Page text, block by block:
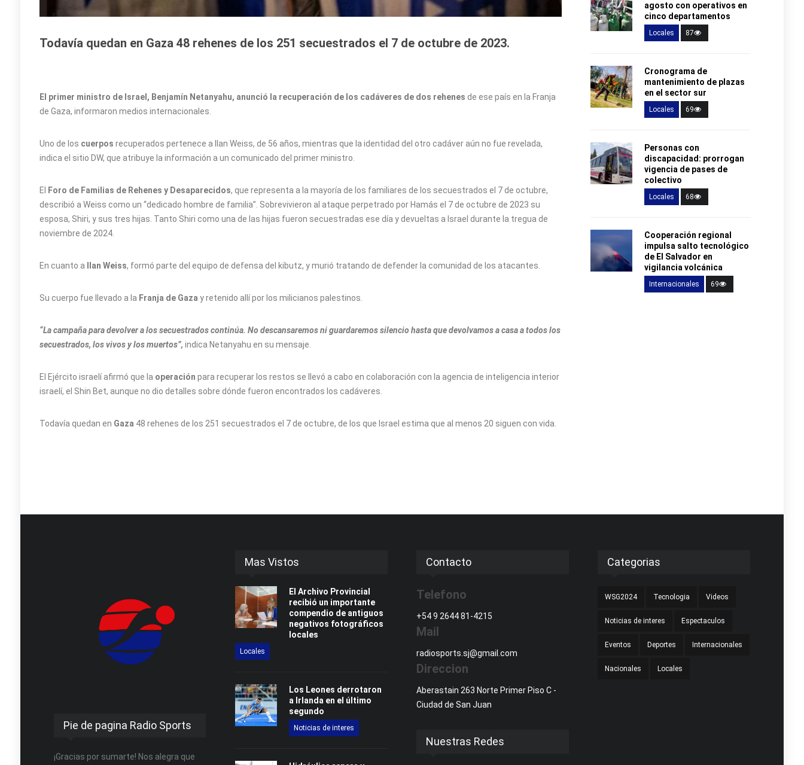
Todavía quedan en Gaza 48 rehenes de los 251 secuestrados el 7 de octubre de 2023.
El primer ministro de Israel, Benjamín Netanyahu, anunció la recuperación de los cadáveres de dos rehenes de ese país en la Franja
de Gaza, informaron medios internacionales.
Uno de los cuerpos recuperados pertenece a Ilan Weiss, de 56 años, mientras que la identidad del otro cadáver aún no fue revelada,
indica el sitio DW, que atribuye la información a un comunicado del primer ministro.
El Foro de Familias de Rehenes y Desaparecidos, que representa a la mayoría de los familiares de los secuestrados el 7 de octubre,
describió a Weiss como un “dedicado hombre de familia”. Sobrevivieron al ataque perpetrado por Hamás el 7 de octubre de 2023 su
esposa, Shiri, y sus tres hijas. Tanto Shiri como una de las hijas fueron secuestradas ese día y devueltas a Israel durante la tregua de
noviembre de 2024.
En cuanto a Ilan Weiss, formó parte del equipo de defensa del kibutz, y murió tratando de defender la comunidad de los atacantes.
Su cuerpo fue llevado a la Franja de Gaza y retenido allí por los milicianos palestinos.
“La campaña para devolver a los secuestrados continúa. No descansaremos ni guardaremos silencio hasta que devolvamos a casa a todos los
secuestrados, los vivos y los muertos”, indica Netanyahu en su mensaje.
El Ejército israelí afirmó que la operación para recuperar los restos se llevó a cabo en colaboración con la agencia de inteligencia interior
israelí, el Shin Bet, aunque no dio detalles sobre dónde fueron encontrados los cadáveres.
Todavía quedan en Gaza 48 rehenes de los 251 secuestrados el 7 de octubre, de los que Israel estima que al menos 20 siguen con vida.
agosto con operativos en
cinco departamentos
Locales 87
Cronograma de
mantenimiento de plazas
en el sector sur
Locales 69
Personas con
discapacidad: prorrogan
vigencia de pases de
colectivo
Locales 68
Cooperación regional
impulsa salto tecnológico
de El Salvador en
vigilancia volcánica
Internacionales 69
Pie de pagina Radio Sports
¡Gracias por sumarte! Nos alegra que
Mas Vistos
El Archivo Provincial
recibió un importante
compendio de antiguos
negativos fotográficos
locales
Locales
Los Leones derrotaron
a Irlanda en el último
segundo
Noticias de interes
Contacto
Telefono
+54 9 2644 81-4215
Mail
radiosports.sj@gmail.com
Direccion
Aberastain 263 Norte Primer Piso C -
Ciudad de San Juan
Nuestras Redes
Categorias
WSG2024 Tecnologia Videos
Noticias de interes Espectaculos
Eventos Deportes Internacionales
Nacionales Locales